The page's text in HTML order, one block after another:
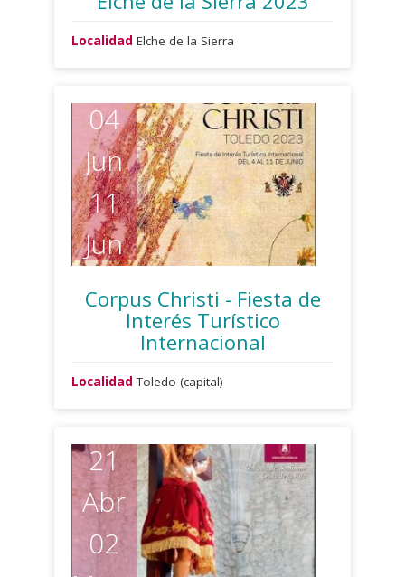
Localidad Elche de la Sierra
04
Jun
11
Jun
Corpus Christi - Fiesta de
Interés Turístico
Internacional
Localidad Toledo (capital)
21
Abr
02